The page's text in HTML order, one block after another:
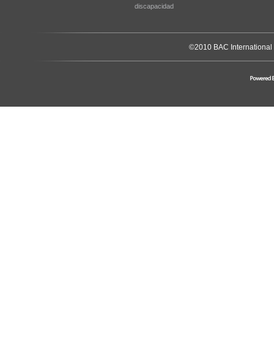
discapacidad
©2010 BAC International